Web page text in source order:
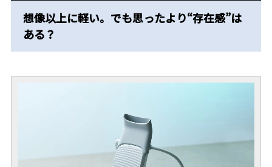
想像以上に軽い。でも思ったより“存在感”は
ある？